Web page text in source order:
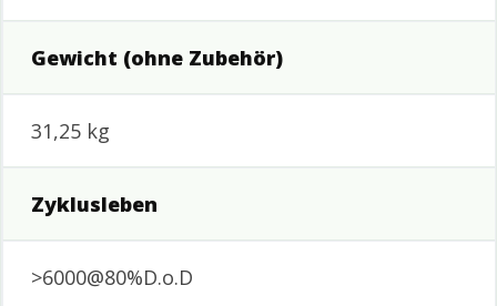
Gewicht (ohne Zubehör)
31,25 kg
Zyklusleben
>6000@80%D.o.D